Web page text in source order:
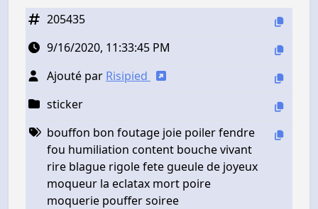
205435
9/16/2020, 11:33:45 PM
Ajouté par Risipied
sticker
bouffon bon foutage joie poiler fendre
fou humiliation content bouche vivant
rire blague rigole fete gueule de joyeux
moqueur la eclatax mort poire
moquerie pouffer soiree